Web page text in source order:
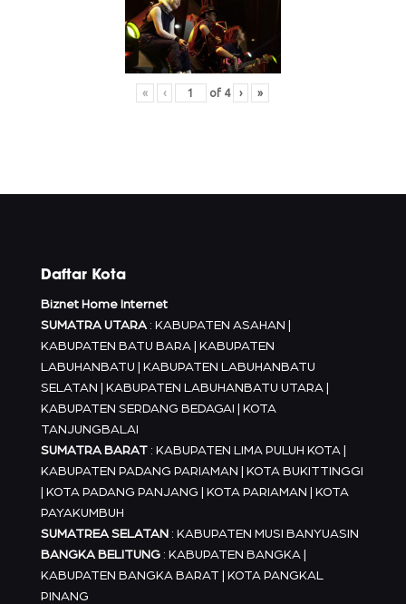
« ‹ of 4 › »
Daftar Kota
Biznet Home Internet
SUMATRA UTARA: KABUPATEN ASAHAN |
KABUPATEN BATU BARA | KABUPATEN
LABUHANBATU | KABUPATEN LABUHANBATU
SELATAN | KABUPATEN LABUHANBATU UTARA |
KABUPATEN SERDANG BEDAGAI | KOTA
TANJUNGBALAI
SUMATRA BARAT: KABUPATEN LIMA PULUH KOTA |
KABUPATEN PADANG PARIAMAN | KOTA BUKITTINGGI
| KOTA PADANG PANJANG | KOTA PARIAMAN | KOTA
PAYAKUMBUH
SUMATREA SELATAN: KABUPATEN MUSI BANYUASIN
BANGKA BELITUNG: KABUPATEN BANGKA |
KABUPATEN BANGKA BARAT | KOTA PANGKAL
PINANG